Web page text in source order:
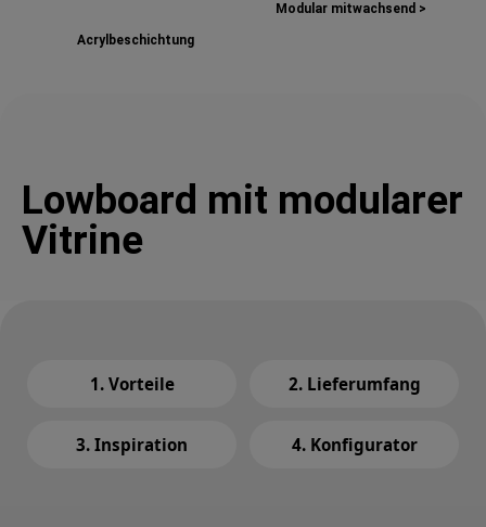
Acrylbeschichtung
Modular mitwachsend >
Lowboard mit modularer
Vitrine
1. Vorteile 2. Lieferumfang
3. Inspiration 4. Konfigurator